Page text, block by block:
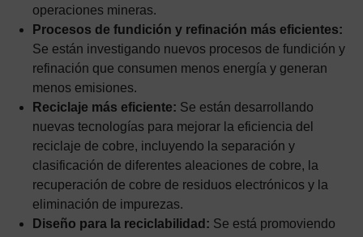
operaciones mineras.
Procesos de fundición y refinación más eficientes:
Se están investigando nuevos procesos de fundición y
refinación que consumen menos energía y generan
menos emisiones.
Reciclaje más eficiente: Se están desarrollando
nuevas tecnologías para mejorar la eficiencia del
reciclaje de cobre, incluyendo la separación y
clasificación de diferentes aleaciones de cobre, la
recuperación de cobre de residuos electrónicos y la
eliminación de impurezas.
Diseño para la reciclabilidad: Se está promoviendo